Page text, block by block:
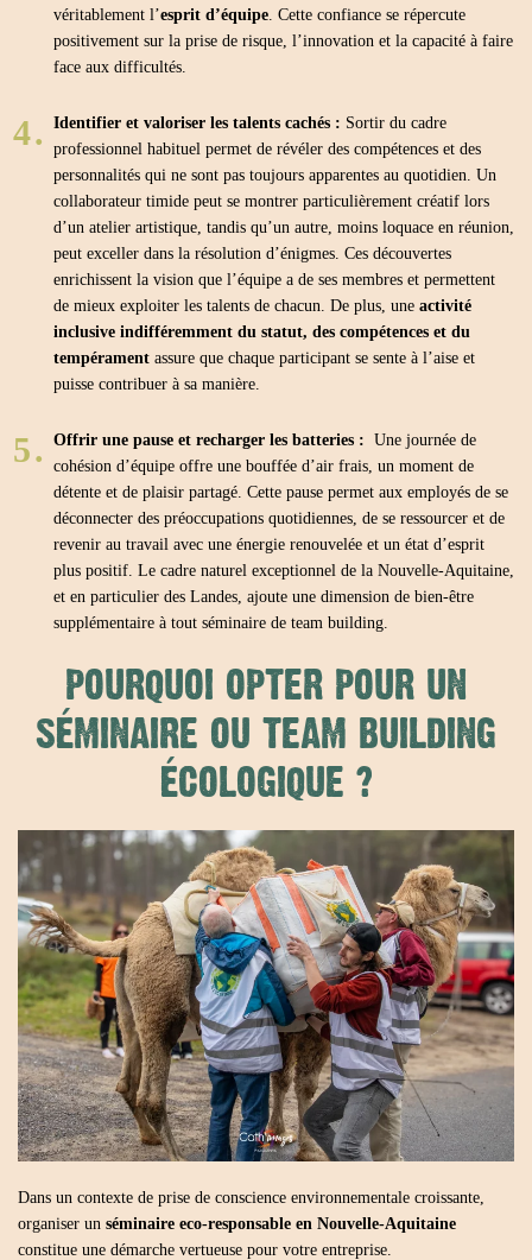
véritablement l’esprit d’équipe . Cette confiance se répercute
positivement sur la prise de risque, l’innovation et la capacité à faire
face aux difficultés.
Identifier et valoriser les talents cachés : Sortir du cadre
professionnel habituel permet de révéler des compétences et des
personnalités qui ne sont pas toujours apparentes au quotidien. Un
collaborateur timide peut se montrer particulièrement créatif lors
d’un atelier artistique, tandis qu’un autre, moins loquace en réunion,
peut exceller dans la résolution d’énigmes. Ces découvertes
enrichissent la vision que l’équipe a de ses membres et permettent
de mieux exploiter les talents de chacun. De plus, une activité
inclusive indifféremment du statut, des compétences et du
tempérament assure que chaque participant se sente à l’aise et
puisse contribuer à sa manière.
Offrir une pause et recharger les batteries : Une journée de
cohésion d’équipe offre une bouffée d’air frais, un moment de
détente et de plaisir partagé. Cette pause permet aux employés de se
déconnecter des préoccupations quotidiennes, de se ressourcer et de
revenir au travail avec une énergie renouvelée et un état d’esprit
plus positif. Le cadre naturel exceptionnel de la Nouvelle-Aquitaine,
et en particulier des Landes, ajoute une dimension de bien-être
supplémentaire à tout séminaire de team building.
POURQUOI OPTER POUR UN
SÉMINAIRE OU TEAM BUILDING
ÉCOLOGIQUE ?
Dans un contexte de prise de conscience environnementale croissante,
organiser un séminaire eco-responsable en Nouvelle-Aquitaine
constitue une démarche vertueuse pour votre entreprise.